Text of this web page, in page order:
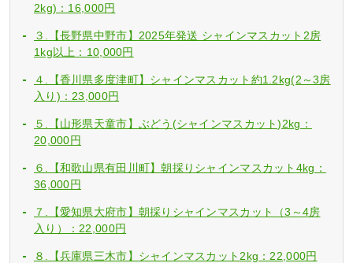
2kg)：16,000円
３.【長野県中野市】2025年発送 シャインマスカット2房
1kg以上：10,000円
４.【香川県多度津町】シャインマスカット約1.2kg(2～3房
入り)：23,000円
５.【山形県天童市】ぶどう(シャインマスカット)2kg：
20,000円
６.【和歌山県有田川町】朝採りシャインマスカット4kg：
36,000円
７.【愛知県大府市】朝採りシャインマスカット（3～4房
入り）：22,000円
８.【兵庫県三木市】シャインマスカット2kg：22,000円